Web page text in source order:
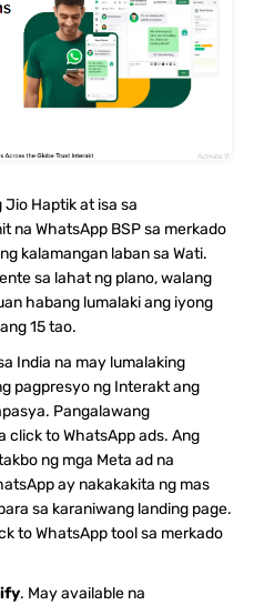
Haptik at isa sa
na WhatsApp BSP sa merkado
kalamangan laban sa Wati.
sa lahat ng plano, walang
habang lumalaki ang iyong
15 tao.
India na may lumalaking
pagpresyo ng Interakt ang
Pangalawang
click to WhatsApp ads. Ang
ng mga Meta ad na
ay nakakakita ng mas
sa karaniwang landing page.
to WhatsApp tool sa merkado
. May available na